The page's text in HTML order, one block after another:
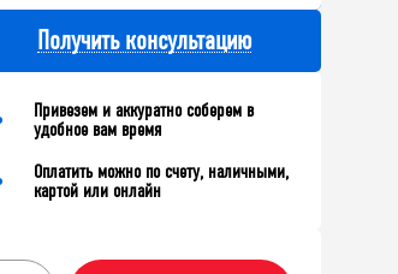
Получить консультацию
Привезем и аккуратно соберем в
удобное вам время
Оплатить можно по счету, наличными,
картой или онлайн